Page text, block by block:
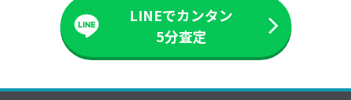
LINEでカンタン
5分査定